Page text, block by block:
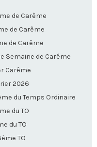
de Carême
de Carême
de Carême
Semaine de Carême
Carême
2026
du Temps Ordinaire
du TO
du TO
TO